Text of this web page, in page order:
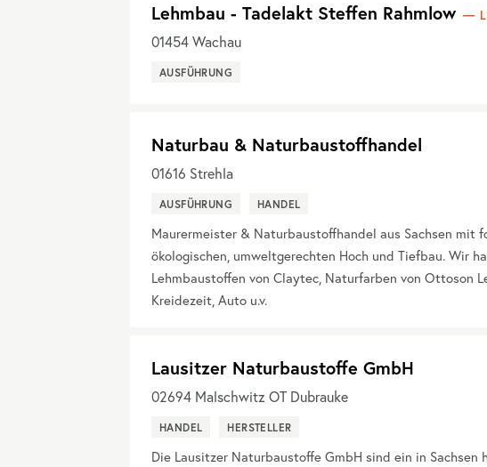
Lehmbau - Tadelakt Steffen Rahmlow
01454 Wachau
AUSFÜHRUNG
Naturbau & Naturbaustoffhandel
01616 Strehla
AUSFÜHRUNG HANDEL
Maurermeister & Naturbaustoffhandel aus Sachsen mit
ökologischen, umweltgerechten Hoch und Tiefbau. Wir
Lehmbaustoffen von Claytec, Naturfarben von Ottoson
Kreidezeit, Auto u.v.
Lausitzer Naturbaustoffe GmbH
02694 Malschwitz OT Dubrauke
HANDEL HERSTELLER
Die Lausitzer Naturbaustoffe GmbH sind ein in Sachsen